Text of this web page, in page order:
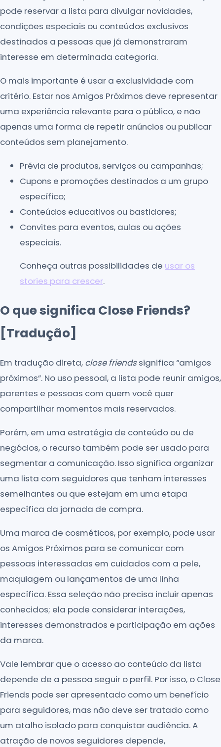
pode reservar a lista para divulgar novidades,
condições especiais ou conteúdos exclusivos
destinados a pessoas que já demonstraram
interesse em determinada categoria.
O mais importante é usar a exclusividade com
critério. Estar nos Amigos Próximos deve representar
uma experiência relevante para o público, e não
apenas uma forma de repetir anúncios ou publicar
conteúdos sem planejamento.
Prévia de produtos, serviços ou campanhas;
Cupons e promoções destinados a um grupo
específico;
Conteúdos educativos ou bastidores;
Convites para eventos, aulas ou ações
especiais.
Conheça outras possibilidades de usar os
stories para crescer.
O que significa Close Friends?
[Tradução]
Em tradução direta, close friendssignifica “amigos
próximos”. No uso pessoal, a lista pode reunir amigos,
parentes e pessoas com quem você quer
compartilhar momentos mais reservados.
Porém, em uma estratégia de conteúdo ou de
negócios, o recurso também pode ser usado para
segmentar a comunicação. Isso significa organizar
uma lista com seguidores que tenham interesses
semelhantes ou que estejam em uma etapa
específica da jornada de compra.
Uma marca de cosméticos, por exemplo, pode usar
os Amigos Próximos para se comunicar com
pessoas interessadas em cuidados com a pele,
maquiagem ou lançamentos de uma linha
específica. Essa seleção não precisa incluir apenas
conhecidos; ela pode considerar interações,
interesses demonstrados e participação em ações
da marca.
Vale lembrar que o acesso ao conteúdo da lista
depende de a pessoa seguir o perfil. Por isso, o Close
Friends pode ser apresentado como um benefício
para seguidores, mas não deve ser tratado como
um atalho isolado para conquistar audiência. A
atração de novos seguidores depende,